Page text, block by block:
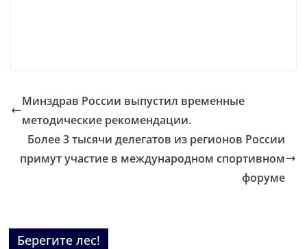
Минздрав России выпустил временные
методические рекомендации.
Более 3 тысячи делегатов из регионов России
примут участие в международном спортивном
форуме
Берегите лес!